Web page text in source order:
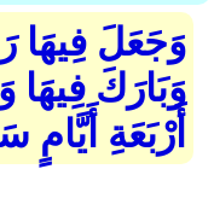
وَجَعَلَ فِيهَا
وَبَارَكَ فِيهَا
أَرْبَعَةِ أَيَّامٍ